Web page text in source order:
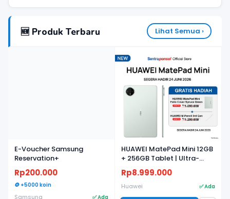
🆕 Produk Terbaru Lihat Semua ›
E-Voucher Samsung
Reservation+
Rp200.000
🪙 +5000 koin
Samsung ✅ Ada
HUAWEI MatePad Mini 12GB
+ 256GB Tablet | Ultra-
light, Ultra-thin | 8.8"
Flexible OLED PaperMatte
Display | AI WPS
Rp8.999.000
Huawei ✅ Ada